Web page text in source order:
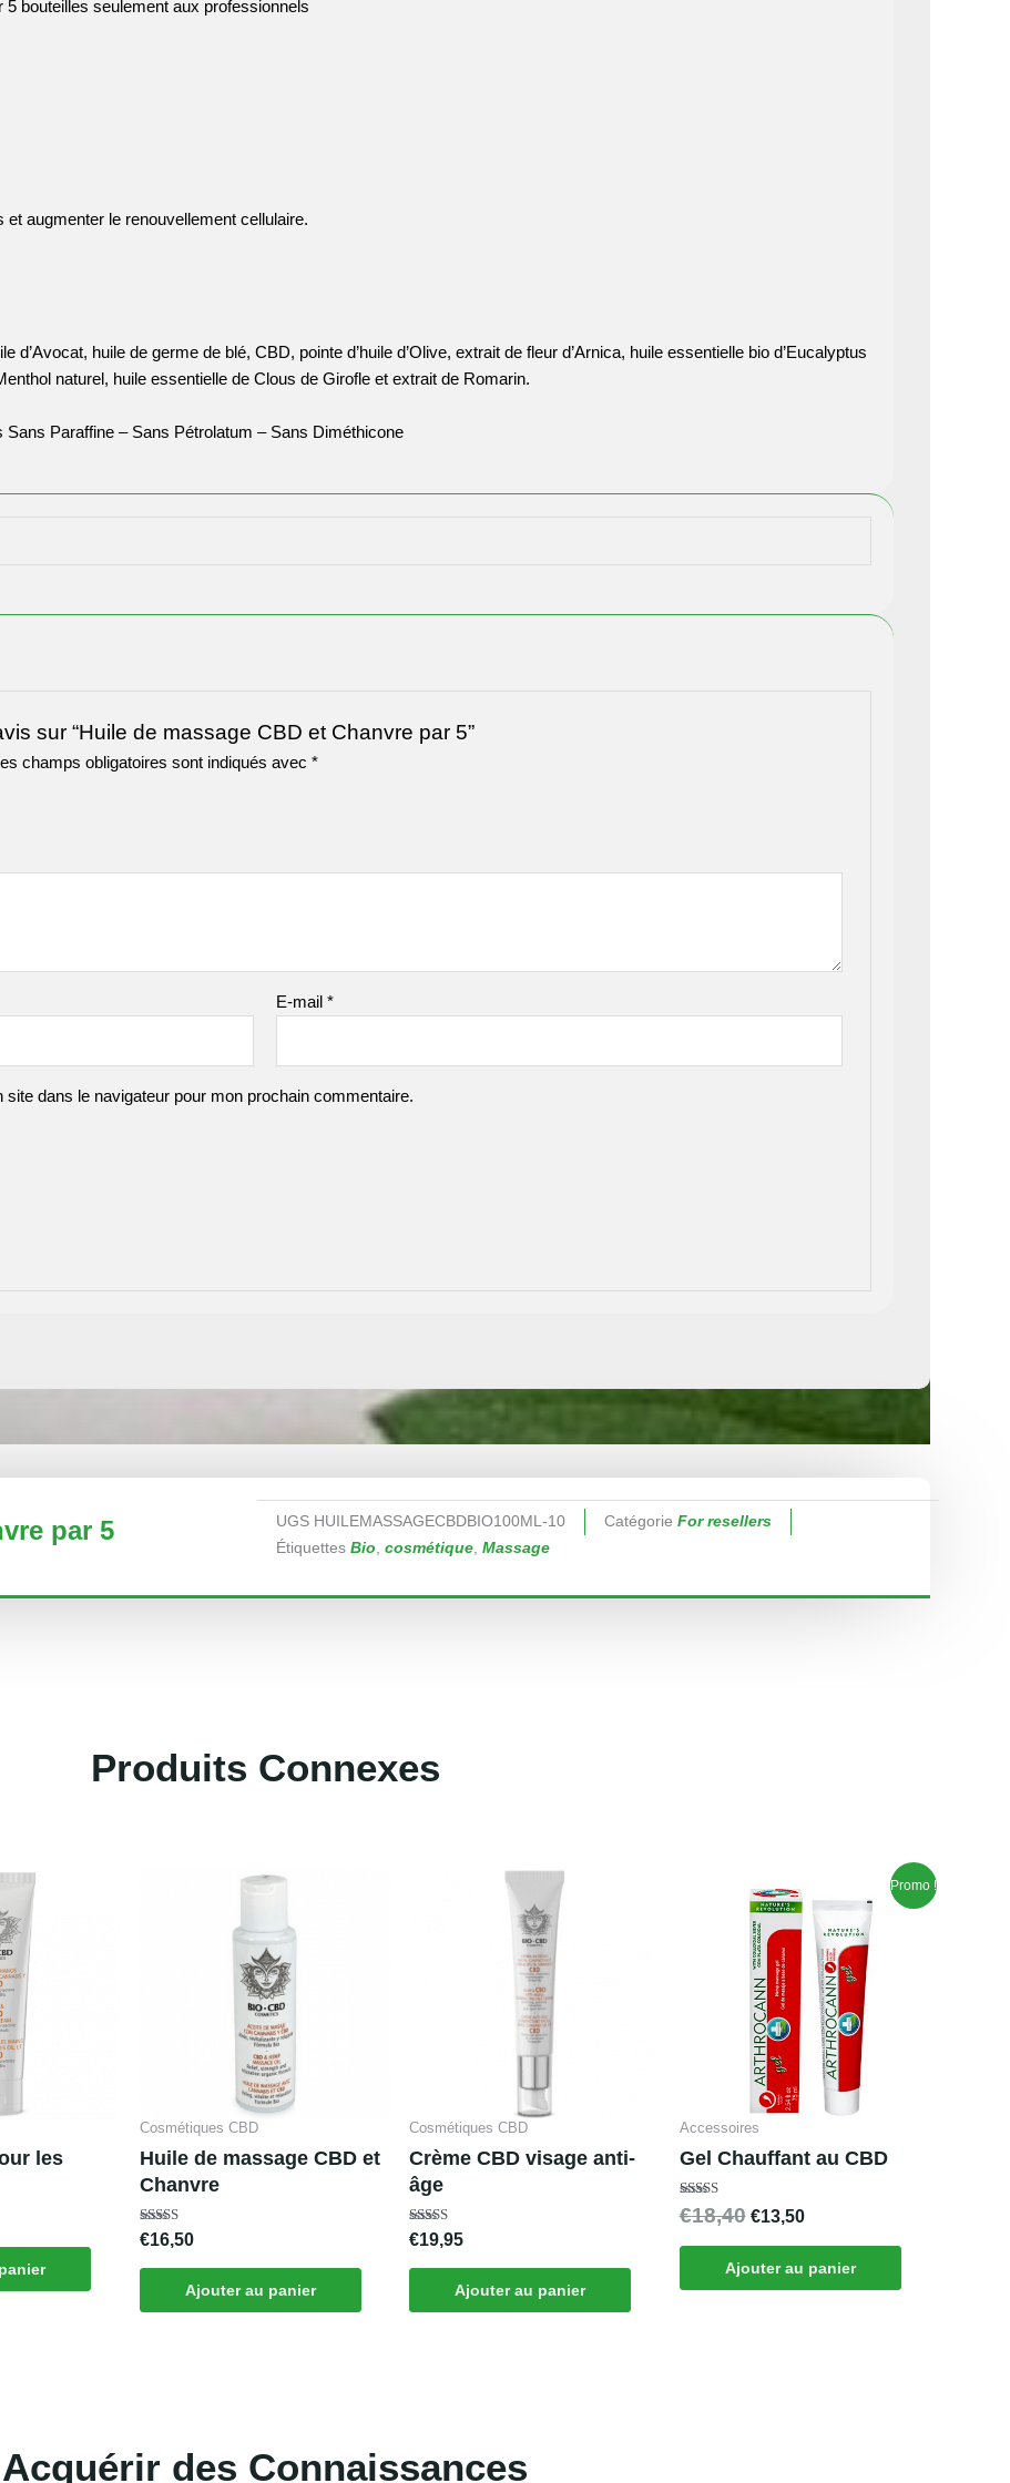
bouteilles seulement aux professionnels
augmenter le renouvellement cellulaire.
d’Avocat, huile de germe de blé, CBD, pointe d’huile d’Olive, extrait de fleur d’Arnica, huile essentielle bio d’Eucalyptus
naturel, huile essentielle de Clous de Girofle et extrait de Romarin.
Paraffine – Sans Pétrolatum – Sans Diméthicone
sur “Huile de massage CBD et Chanvre par 5”
champs obligatoires sont indiqués avec*
E-mail*
dans le navigateur pour mon prochain commentaire.
par 5 UGS HUILEMASSAGECBDBIO100ML-10 Catégorie For resellers
Étiquettes Bio cosmétique Massage
Produits Connexes
les
Cosmétiques CBD
Huile de massage CBD et
Chanvre
Note
4.00
€16,50
Ajouter au panier
Cosmétiques CBD
Crème CBD visage anti-
âge
Note
4.67
€19,95
Ajouter au panier
Promo !
Accessoires
Gel Chauffant au CBD
Note
4.67
€18,40
prix
initial
était :
€18,40.
€13,50
prix
actuel
est :
€13,50.
Ajouter au panier
Acquérir des Connaissances